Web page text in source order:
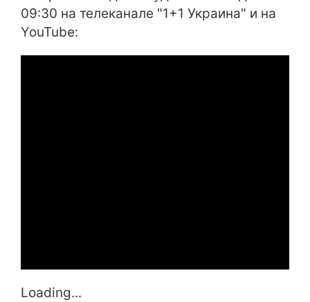
09:30 на телеканале "1+1 Украина" и на
YouTube:
Loading...